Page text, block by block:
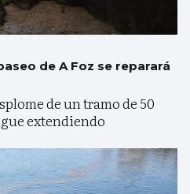
de A Foz se reparará
de un tramo de 50
extendiendo